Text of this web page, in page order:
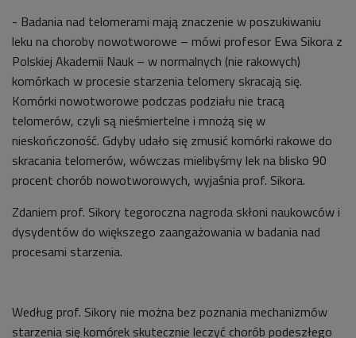
- Badania nad telomerami mają znaczenie w poszukiwaniu
leku na choroby nowotworowe – mówi profesor Ewa Sikora z
Polskiej Akademii Nauk – w normalnych (nie rakowych)
komórkach w procesie starzenia telomery skracają się.
Komórki nowotworowe podczas podziału nie tracą
telomerów, czyli są nieśmiertelne i mnożą się w
nieskończoność. Gdyby udało się zmusić komórki rakowe do
skracania telomerów, wówczas mielibyśmy lek na blisko 90
procent chorób nowotworowych, wyjaśnia prof. Sikora.
Zdaniem prof. Sikory tegoroczna nagroda skłoni naukowców i
dysydentów do większego zaangażowania w badania nad
procesami starzenia.
Według prof. Sikory nie można bez poznania mechanizmów
starzenia się komórek skutecznie leczyć chorób podeszłego